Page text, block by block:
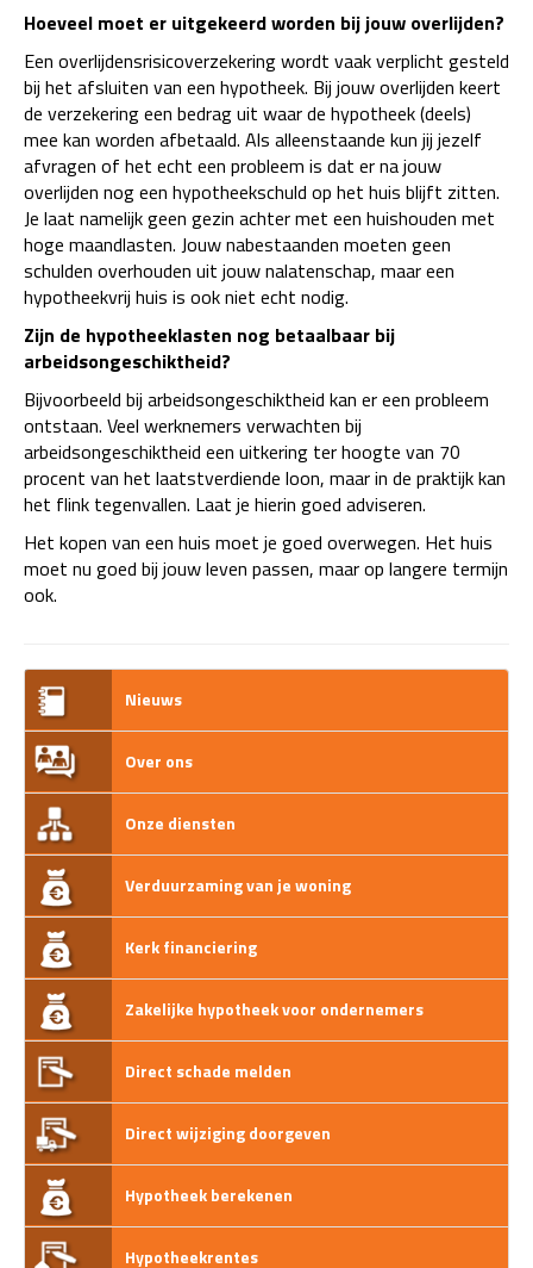
Hoeveel moet er uitgekeerd worden bij jouw overlijden?
Een overlijdensrisicoverzekering wordt vaak verplicht gesteld
bij het afsluiten van een hypotheek. Bij jouw overlijden keert
de verzekering een bedrag uit waar de hypotheek (deels)
mee kan worden afbetaald. Als alleenstaande kun jij jezelf
afvragen of het echt een probleem is dat er na jouw
overlijden nog een hypotheekschuld op het huis blijft zitten.
Je laat namelijk geen gezin achter met een huishouden met
hoge maandlasten. Jouw nabestaanden moeten geen
schulden overhouden uit jouw nalatenschap, maar een
hypotheekvrij huis is ook niet echt nodig.
Zijn de hypotheeklasten nog betaalbaar bij
arbeidsongeschiktheid?
Bijvoorbeeld bij arbeidsongeschiktheid kan er een probleem
ontstaan. Veel werknemers verwachten bij
arbeidsongeschiktheid een uitkering ter hoogte van 70
procent van het laatstverdiende loon, maar in de praktijk kan
het flink tegenvallen. Laat je hierin goed adviseren.
Het kopen van een huis moet je goed overwegen. Het huis
moet nu goed bij jouw leven passen, maar op langere termijn
ook.
Nieuws
Over ons
Onze diensten
Verduurzaming van je woning
Kerk financiering
Zakelijke hypotheek voor ondernemers
Direct schade melden
Direct wijziging doorgeven
Hypotheek berekenen
Hypotheekrentes